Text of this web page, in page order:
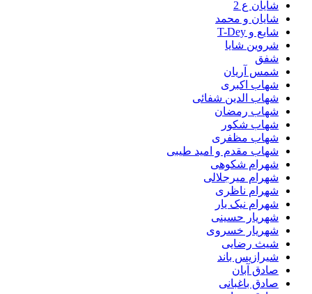
شایان ع 2
شایان و محمد
شایع و T-Dey
شروین شایا
شفق
شمس آریان
شهاب اکبری
شهاب الدین شفائی
شهاب رمضان
شهاب شکور
شهاب مظفری
شهاب مقدم و امید طیبی
شهرام شکوهی
شهرام میرجلالی
شهرام ناظری
شهرام نیک یار
شهریار حسینی
شهریار خسروی
شیث رضایی
شیرازیس باند
صادق آبان
صادق باغبانی